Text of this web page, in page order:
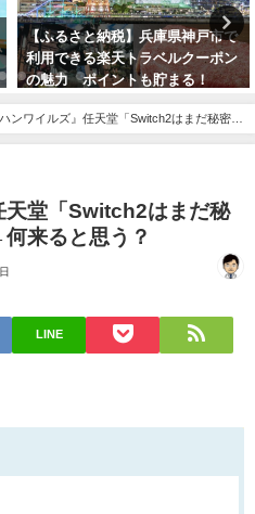
【ジャニーズ】キスマイ、なにわ
男子に続きA.B.C-Zの塚田僚一も
かぁ！ジャニタレと付き合うには
セクシー女優になるべし！
ハンワイルズ』任天堂「Switch2はまだ秘密の
天堂「Switch2はまだ秘
来ると思う？
LINE